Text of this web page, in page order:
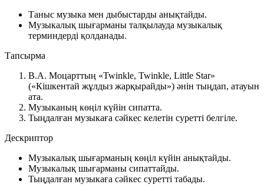
Таныс музыка мен дыбыстарды анықтайды.
Музыкалық шығарманы талқылауда музыкалық
терминдерді қолданады.
Тапсырма
В.А. Моцарттың «Twinkle, Twinkle, Little Star»
(«Кішкентай жұлдыз жарқырайды») әнін тыңдап, атауын
ата.
Музыканың көңіл күйін сипатта.
Тыңдалған музыкаға сәйкес келетін суретті белгіле.
Дескриптор
Музыкалық шығарманың көңіл күйін анықтайды.
Музыкалық шығарманы сипаттайды.
Тыңдалған музыкаға сәйкес суретті табады.